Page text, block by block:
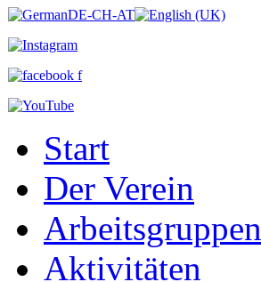
Start
Der Verein
Arbeitsgruppen
Aktivitäten